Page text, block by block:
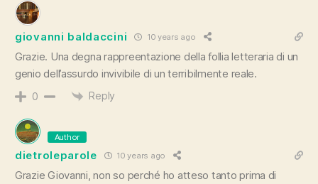
giovanni baldaccini 10 years ago
Grazie. Una degna rappreentazione della follia letteraria di un
genio dell’assurdo invivibile di un terribilmente reale.
0 Reply
Author
dietroleparole 10 years ago
Grazie Giovanni, non so perché ho atteso tanto prima di